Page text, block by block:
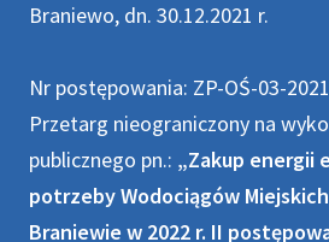
Braniewo, dn. 30.12.2021 r.
Nr postępowania: ZP-OŚ-03-2021
Przetarg nieograniczony na
publicznego pn.: „Zakup energii
potrzeby Wodociągów
Braniewie w 2022 r. II